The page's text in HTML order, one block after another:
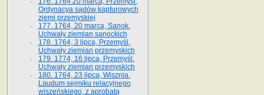
Ordynacya sądów kapturowych
ziemi przemyskiej
177. 1764, 20 marca, Sanok.
Uchwały ziemian sanockich
178. 1764, 3 lipca, Przemyśl.
Uchwały ziemian przemyskich
179. 1774, 16 lipca, Przemyśl.
Uchwały ziemian przemyskich
180. 1764, 23 lipca, Wisznia.
Laudum sejmiku relacyjnego
wiszeńskiego, z aprobatą